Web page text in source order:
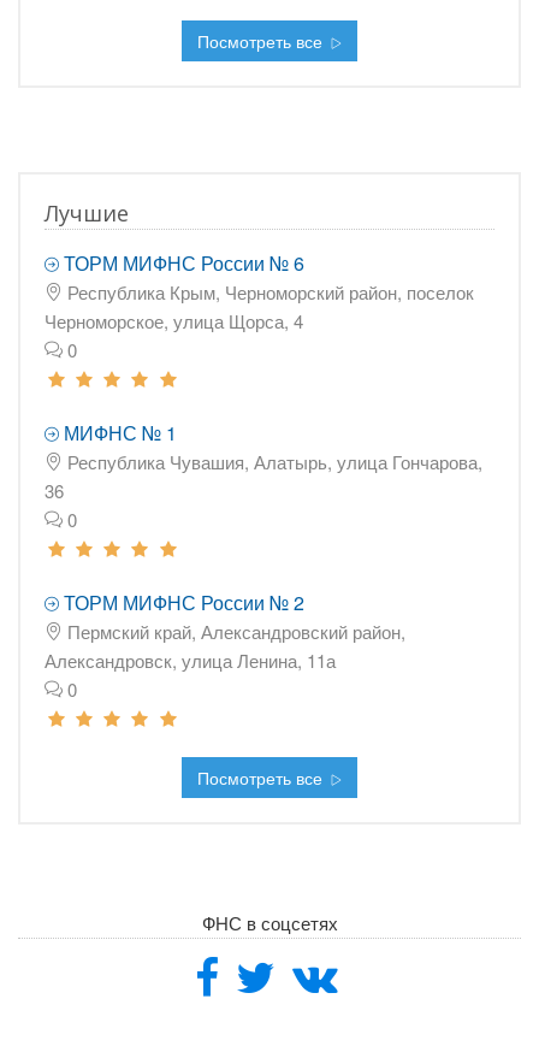
Посмотреть все
Лучшие
ТОРМ МИФНС России № 6
Республика Крым, Черноморский район, поселок
Черноморское, улица Щорса, 4
0
МИФНС № 1
Республика Чувашия, Алатырь, улица Гончарова,
36
0
ТОРМ МИФНС России № 2
Пермский край, Александровский район,
Александровск, улица Ленина, 11а
0
Посмотреть все
ФНС в соцсетях